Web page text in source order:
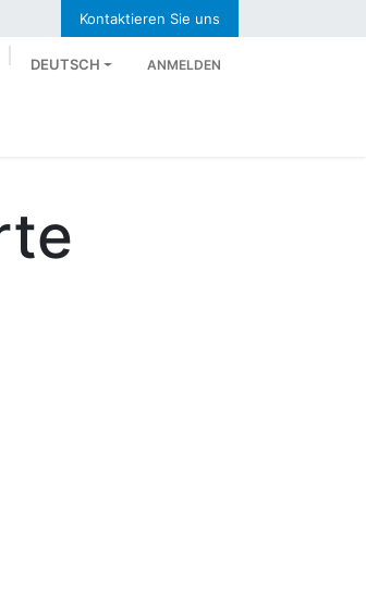
Kontaktieren Sie uns
DEUTSCH ANMELDEN